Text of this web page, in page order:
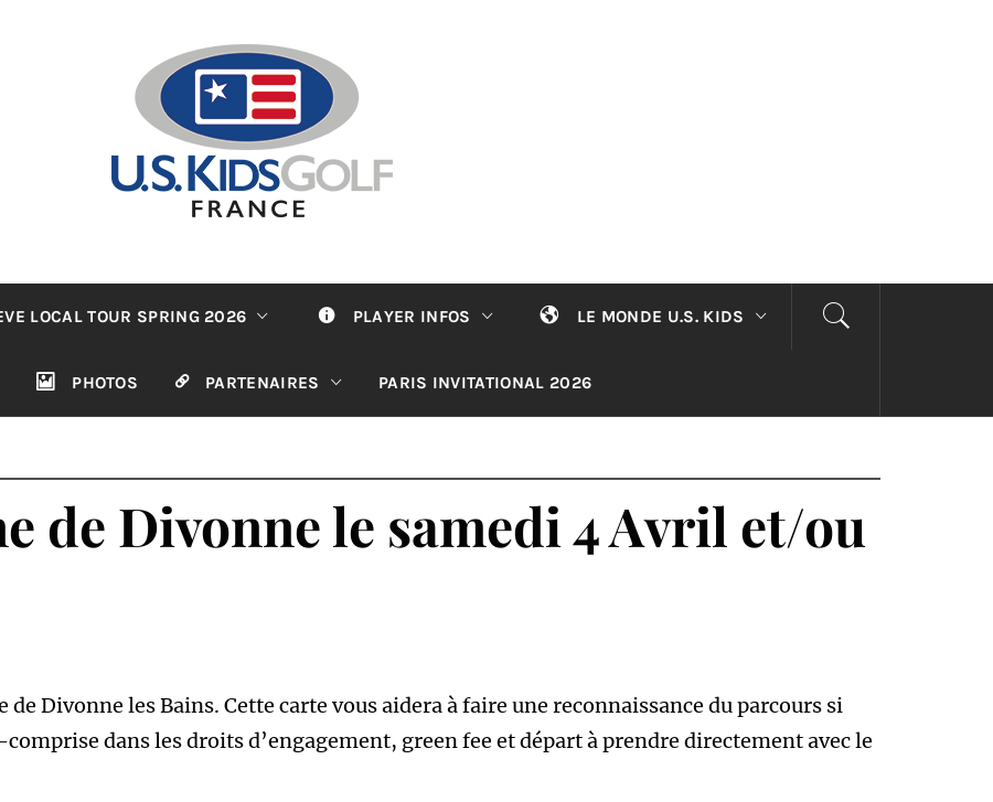
LOCAL TOUR SPRING 2026 PLAYER INFOS LE MONDE U.S. KIDS
PHOTOS PARTENAIRES PARIS INVITATIONAL 2026
de Divonne le samedi 4 Avril et/ou
de Divonne les Bains. Cette carte vous aidera à faire une reconnaissance du parcours si
dans les droits d’engagement, green fee et départ à prendre directement avec le